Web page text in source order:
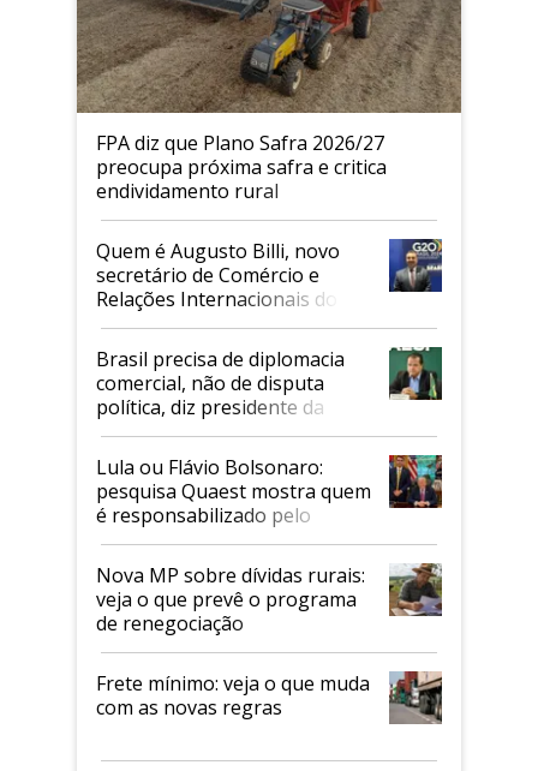
FPA diz que Plano Safra 2026/27
preocupa próxima safra e critica
endividamento rural
Quem é Augusto Billi, novo
secretário de Comércio e
Relações Internacionais do
Mapa
Brasil precisa de diplomacia
comercial, não de disputa
política, diz presidente da
Faesp
Lula ou Flávio Bolsonaro:
pesquisa Quaest mostra quem
é responsabilizado pelo
tarifaço dos EUA
Nova MP sobre dívidas rurais:
veja o que prevê o programa
de renegociação
Frete mínimo: veja o que muda
com as novas regras